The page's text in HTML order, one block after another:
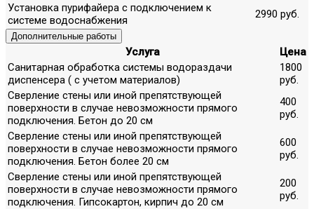
Установка пурифайера с подключением к
системе водоснабжения
2990 руб.
Дополнительные работы
Услуга
Цена
Санитарная обработка системы водораздачи
диспенсера ( с учетом материалов)
1800
руб.
Сверление стены или иной препятствующей
поверхности в случае невозможности прямого
подключения. Бетон до 20 см
400
руб.
Сверление стены или иной препятствующей
поверхности в случае невозможности прямого
подключения. Бетон более 20 см
600
руб.
Сверление стены или иной препятствующей
поверхности в случае невозможности прямого
подключения. Гипсокартон, кирпич до 20 см
200
руб.